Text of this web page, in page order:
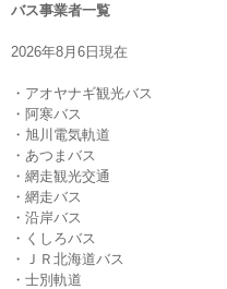
バス事業者一覧
2026年8月6日現在
・アオヤナギ観光バス
・阿寒バス
・旭川電気軌道
・あつまバス
・網走観光交通
・網走バス
・沿岸バス
・くしろバス
・ＪＲ北海道バス
・士別軌道